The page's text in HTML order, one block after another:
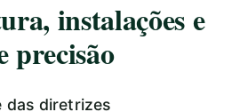
instalações e
precisão
das diretrizes